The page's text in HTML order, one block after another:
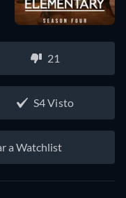
21
S4 Visto
a Watchlist